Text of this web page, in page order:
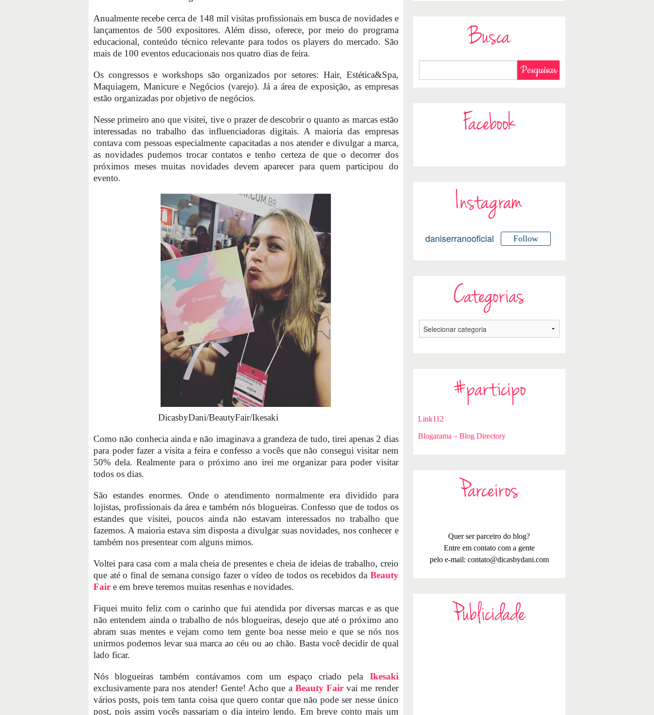
Anualmente recebe cerca de 148 mil visitas profissionais em busca de novidades e
lançamentos de 500 expositores. Além disso, oferece, por meio do programa
educacional, conteúdo técnico relevante para todos os players do mercado. São
mais de 100 eventos educacionais nos quatro dias de feira.
Os congressos e workshops são organizados por setores: Hair, Estética&Spa,
Maquiagem, Manicure e Negócios (varejo). Já a área de exposição, as empresas
estão organizadas por objetivo de negócios.
Nesse primeiro ano que visitei, tive o prazer de descobrir o quanto as marcas estão
interessadas no trabalho das influenciadoras digitais. A maioria das empresas
contava com pessoas especialmente capacitadas a nos atender e divulgar a marca,
as novidades pudemos trocar contatos e tenho certeza de que o decorrer dos
próximos meses muitas novidades devem aparecer para quem participou do
evento.
DicasbyDani/BeautyFair/Ikesaki
Como não conhecia ainda e não imaginava a grandeza de tudo, tirei apenas 2 dias
para poder fazer a visita a feira e confesso a vocês que não consegui visitar nem
50% dela. Realmente para o próximo ano irei me organizar para poder visitar
todos os dias.
São estandes enormes. Onde o atendimento normalmente era dividido para
lojistas, profissionais da área e também nós blogueiras. Confesso que de todos os
estandes que visitei, poucos ainda não estavam interessados no trabalho que
fazemos. A maioria estava sim disposta a divulgar suas novidades, nos conhecer e
também nos presentear com alguns mimos.
Voltei para casa com a mala cheia de presentes e cheia de ideias de trabalho, creio
que até o final de semana consigo fazer o vídeo de todos os recebidos da Beauty
Fair e em breve teremos muitas resenhas e novidades.
Fiquei muito feliz com o carinho que fui atendida por diversas marcas e as que
não entendem ainda o trabalho de nós blogueiras, desejo que até o próximo ano
abram suas mentes e vejam como tem gente boa nesse meio e que se nós nos
unirmos podemos levar sua marca ao céu ou ao chão. Basta você decidir de qual
lado ficar.
Nós blogueiras também contávamos com um espaço criado pela Ikesaki
exclusivamente para nos atender! Gente! Acho que a Beauty Fair vai me render
vários posts, pois tem tanta coisa que quero contar que não pode ser nesse único
post, pois assim vocês passariam o dia inteiro lendo. Em breve conto mais um
Busca
Facebook
Instagram
daniserranooficial Follow
Categorias
#participo
Link112
Blogarama – Blog Directory
Parceiros
Quer ser parceiro do blog?
Entre em contato com a gente
pelo e-mail: contato@dicasbydani.com
Publicidade